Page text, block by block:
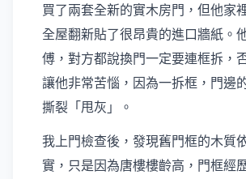
買了兩套全新的實木房門，但他家
全屋翻新貼了很昂貴的進口牆紙。
傅，對方都說換門一定要連框拆，
讓他非常苦惱，因為一拆框，門邊
撕裂「甩灰」。
我上門檢查後，發現舊門框的木質
實，只是因為唐樓樓齡高，門框經